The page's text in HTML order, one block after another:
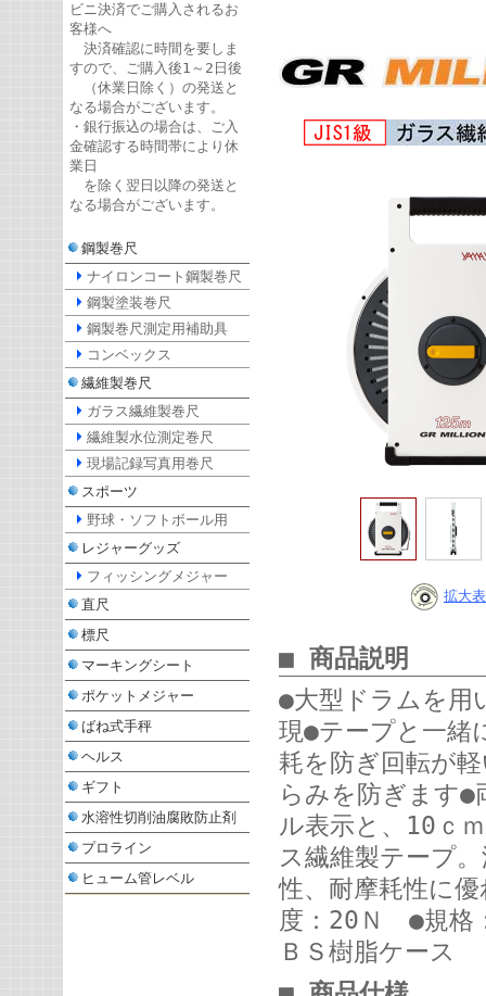
ビニ決済でご購入されるお
客様へ
決済確認に時間を要しま
すので、ご購入後1～2日後
（休業日除く）の発送と
なる場合がございます。
・銀行振込の場合は、ご入
金確認する時間帯により休
業日
を除く翌日以降の発送と
なる場合がございます。
鋼製巻尺
ナイロンコート鋼製巻尺
鋼製塗装巻尺
鋼製巻尺測定用補助具
コンベックス
繊維製巻尺
ガラス繊維製巻尺
繊維製水位測定巻尺
現場記録写真用巻尺
スポーツ
野球・ソフトボール用
レジャーグッズ
フィッシングメジャー
直尺
標尺
マーキングシート
ポケットメジャー
ばね式手秤
ヘルス
ギフト
水溶性切削油腐敗防止剤
プロライン
ヒューム管レベル
拡大
■ 商品説明
●大型ドラムを用
現●テープと一緒
耗を防ぎ回転が
らみを防ぎます●
ル表示と、10ｃ
ス繊維製テープ
性、耐摩耗性に
度：20Ｎ ●規格
ＢＳ樹脂ケース